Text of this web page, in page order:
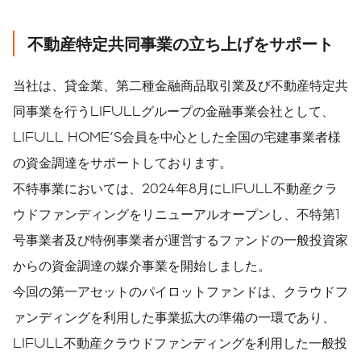
不動産特定共同事業の立ち上げをサポート
当社は、貸金業、第二種金融商品取引業及び不動産特定共
同事業を行うLIFULLグループの金融事業会社として、
LIFULL HOME'S会員を中心とした全国の宅建事業者様
の資金調達をサポートしております。
不特事業においては、2024年8月にLIFULL不動産クラ
ウドファンディングをリニューアルオープンし、不特第1
号事業者及び特例事業者が運営するファンドの一般投資家
からの資金調達の媒介事業を開始しました。
今回の第一アセットのパイロットファンドは、クラウドフ
ァンディングを利用した事業拡大の準備の一環であり、
LIFULL不動産クラウドファンディングを利用した一般投